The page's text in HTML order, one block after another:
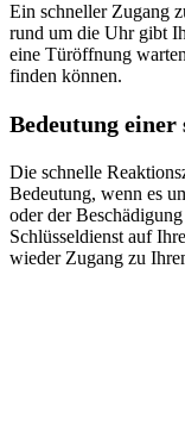
Ein schneller Zugang
rund um die Uhr gibt
eine Türöffnung
finden können.
Bedeutung einer
Die schnelle
Bedeutung, wenn es
oder der
Schlüsseldienst auf
wieder Zugang zu